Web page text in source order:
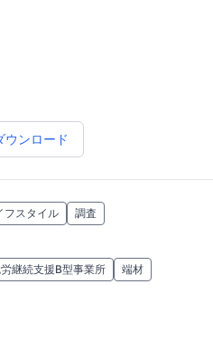
ウンロード
フスタイル 調査
継続支援B型事業所
端材